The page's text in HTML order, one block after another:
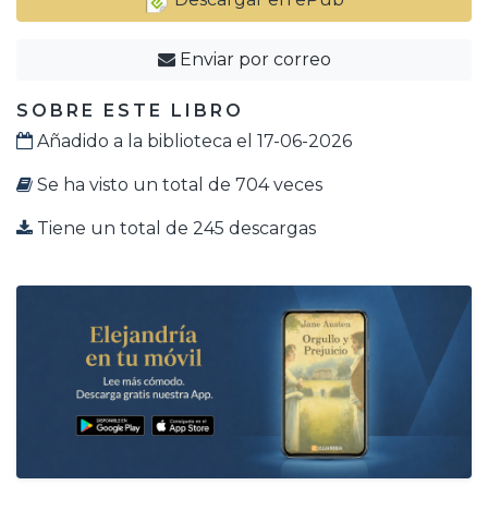
Enviar por correo
SOBRE ESTE LIBRO
Añadido a la biblioteca el 17-06-2026
Se ha visto un total de 704 veces
Tiene un total de 245 descargas